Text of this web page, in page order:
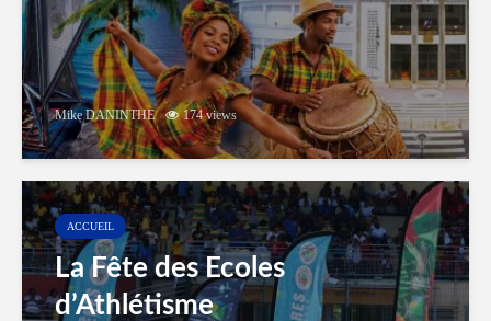
Mike DANINTHE 174 views
ACCUEIL
La Fête des Ecoles
d’Athlétisme